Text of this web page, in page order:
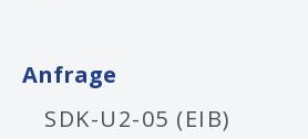
Anfrage
SDK-U2-05 (EIB)